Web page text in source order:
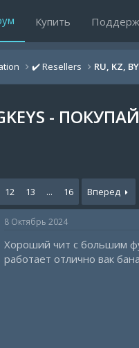
Купить
✔️ Resellers RU, KZ,
-
12 13 ... 16 Вперед
8 Октябрь 2024
Хороший чит с большим
работает отлично вак